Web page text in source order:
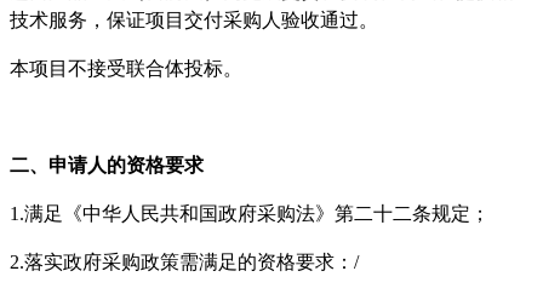
技术服务，保证项目交付采购人验收通过。
本项目不接受联合体投标。
二、申请人的资格要求
1.满足《中华人民共和国政府采购法》第二十二条规定；
2.落实政府采购政策需满足的资格要求：/